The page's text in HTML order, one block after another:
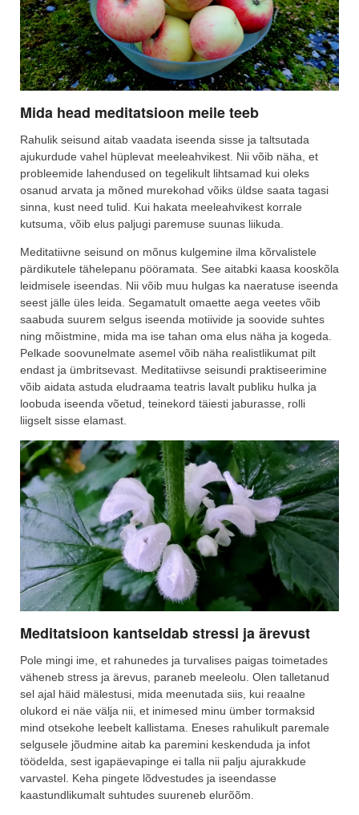
Mida head meditatsioon meile teeb
Rahulik seisund aitab vaadata iseenda sisse ja taltsutada
ajukurdude vahel hüplevat meeleahvikest. Nii võib näha, et
probleemide lahendused on tegelikult lihtsamad kui oleks
osanud arvata ja mõned murekohad võiks üldse saata tagasi
sinna, kust need tulid. Kui hakata meeleahvikest korrale
kutsuma, võib elus paljugi paremuse suunas liikuda.
Meditatiivne seisund on mõnus kulgemine ilma kõrvalistele
pärdikutele tähelepanu pööramata. See aitabki kaasa kooskõla
leidmisele iseendas. Nii võib muu hulgas ka naeratuse iseenda
seest jälle üles leida. Segamatult omaette aega veetes võib
saabuda suurem selgus iseenda motiivide ja soovide suhtes
ning mõistmine, mida ma ise tahan oma elus näha ja kogeda.
Pelkade soovunelmate asemel võib näha realistlikumat pilt
endast ja ümbritsevast. Meditatiivse seisundi praktiseerimine
võib aidata astuda eludraama teatris lavalt publiku hulka ja
loobuda iseenda võetud, teinekord täiesti jaburasse, rolli
liigselt sisse elamast.
Meditatsioon kantseldab stressi ja ärevust
Pole mingi ime, et rahunedes ja turvalises paigas toimetades
väheneb stress ja ärevus, paraneb meeleolu. Olen talletanud
sel ajal häid mälestusi, mida meenutada siis, kui reaalne
olukord ei näe välja nii, et inimesed minu ümber tormaksid
mind otsekohe leebelt kallistama. Eneses rahulikult paremale
selgusele jõudmine aitab ka paremini keskenduda ja infot
töödelda, sest igapäevapinge ei talla nii palju ajurakkude
varvastel. Keha pingete lõdvestudes ja iseendasse
kaastundlikumalt suhtudes suureneb elurõõm.